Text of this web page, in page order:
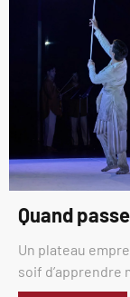
Quand
Un plateau
soif d’apprendre